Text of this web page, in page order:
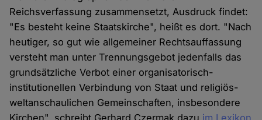
Reichsverfassung zusammensetzt, Ausdruck findet:
"Es besteht keine Staatskirche", heißt es dort. "Nach
heutiger, so gut wie allgemeiner Rechtsauffassung
versteht man unter Trennungsgebot jedenfalls das
grundsätzliche Verbot einer organisatorisch-
institutionellen Verbindung von Staat und religiös-
weltanschaulichen Gemeinschaften, insbesondere